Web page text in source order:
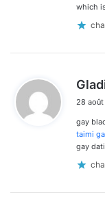
which
28
gay
taimi
gay